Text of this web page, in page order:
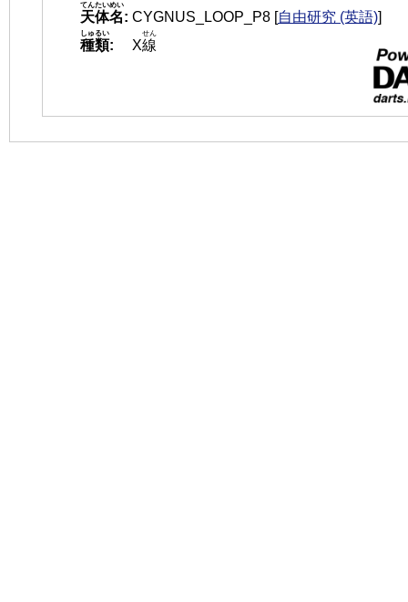
天体名
てんたいめい
: CYGNUS_LOOP_P8 [自由研究 (英語)]
種類
しゅるい
: X線
せん